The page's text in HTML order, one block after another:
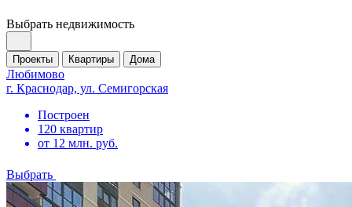
Выбрать недвижимость
Проекты Квартиры Дома
Любимово
г. Краснодар, ул. Семигорская
Построен
120 квартир
от 12 млн. руб.
Выбрать